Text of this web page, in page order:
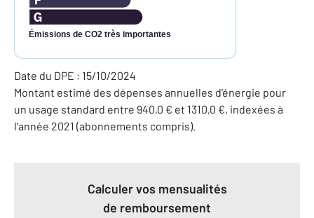
Émissions de CO2 très importantes
Date du DPE : 15/10/2024
Montant estimé des dépenses annuelles d'énergie pour
un usage standard entre 940,0 € et 1310,0 €, indexées à
l'année 2021 (abonnements compris).
Calculer vos mensualités
de remboursement